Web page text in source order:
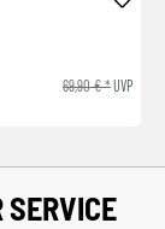
69,90 € *UVP
SERVICE